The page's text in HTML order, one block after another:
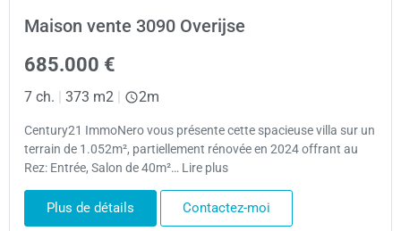
Maison vente 3090 Overijse
685.000 €
7 ch. 373 m2 2m
Century21 ImmoNero vous présente cette spacieuse villa sur un
terrain de 1.052m², partiellement rénovée en 2024 offrant au
Rez: Entrée, Salon de 40m²… Lire plus
Plus de détails Contactez-moi